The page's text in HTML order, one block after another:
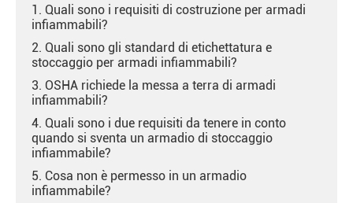
1. Quali sono i requisiti di costruzione per armadi
infiammabili?
2. Quali sono gli standard di etichettatura e
stoccaggio per armadi infiammabili?
3. OSHA richiede la messa a terra di armadi
infiammabili?
4. Quali sono i due requisiti da tenere in conto
quando si sventa un armadio di stoccaggio
infiammabile?
5. Cosa non è permesso in un armadio
infiammabile?